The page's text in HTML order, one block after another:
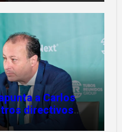
a Carlos
directivos
rescate de